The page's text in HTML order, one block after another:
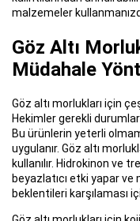
malzemeler
Göz Altı
Müdahale
Göz altı morlukları için
Hekimler gerekli
Bu ürünlerin yeterli
uygulanır. Göz altı
kullanılır. Hidrokinon ve
beyazlatıcı etki yapar
beklentileri karşılaması